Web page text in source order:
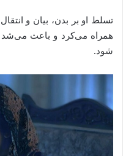
تسلط او بر بدن، بیان و
همراه می‌کرد و باعث
شود.